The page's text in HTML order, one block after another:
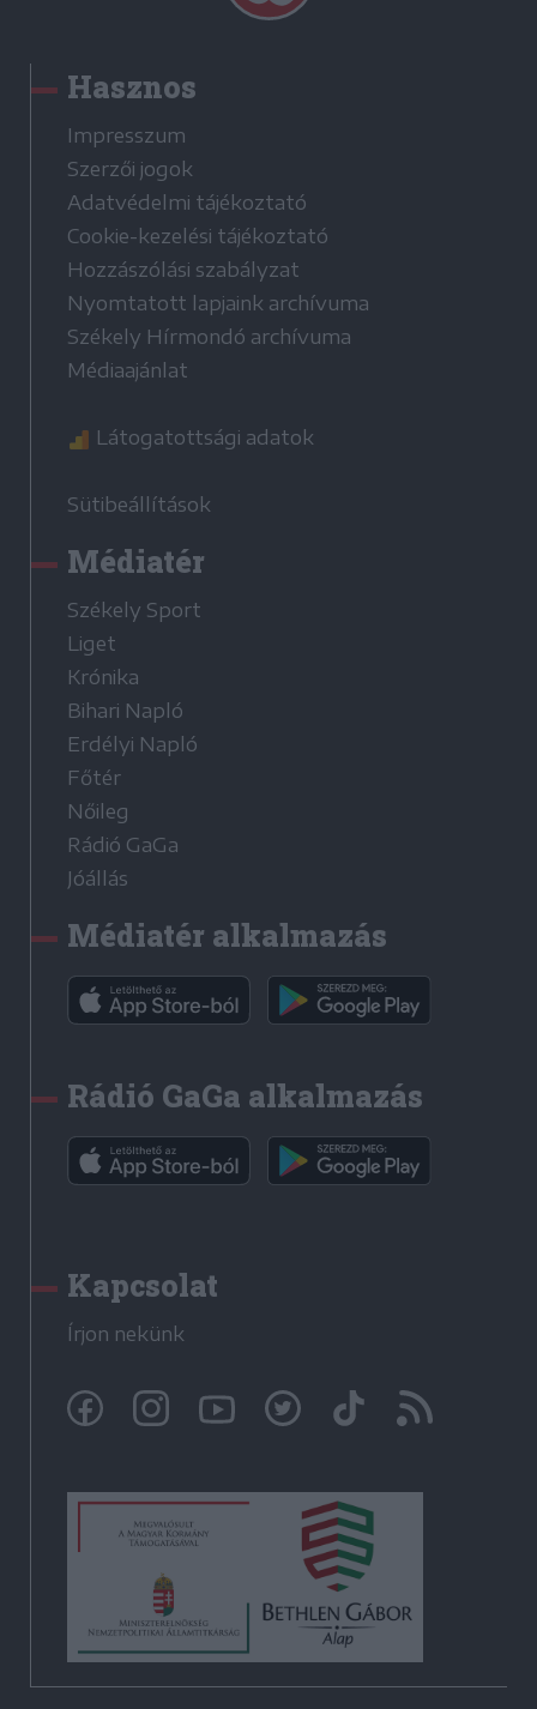
Hasznos
Impresszum
Szerzői jogok
Adatvédelmi tájékoztató
Cookie-kezelési tájékoztató
Hozzászólási szabályzat
Nyomtatott lapjaink archívuma
Székely Hírmondó archívuma
Médiaajánlat
Látogatottsági adatok
Sütibeállítások
Médiatér
Székely Sport
Liget
Krónika
Bihari Napló
Erdélyi Napló
Főtér
Nőileg
Rádió GaGa
Jóállás
Médiatér alkalmazás
Rádió GaGa alkalmazás
Kapcsolat
Írjon nekünk